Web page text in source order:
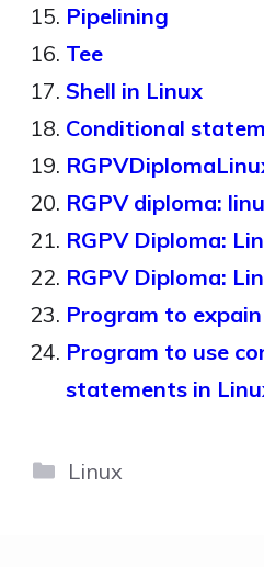
Pipelining
Tee
Shell in Linux
Conditional
RGPV diploma:
RGPV Diploma:
RGPV Diploma:
Program to
Program to use
statements in
Categories
Linux